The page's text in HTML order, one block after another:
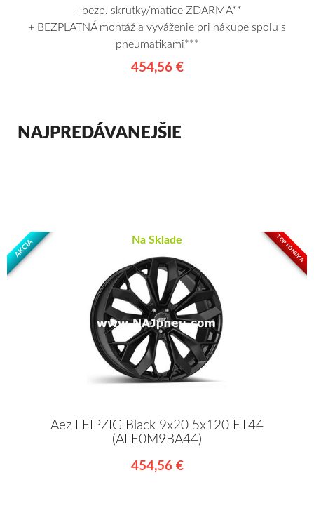
+ bezp. skrutky/matice ZDARMA**
+ BEZPLATNÁ montáž a vyváženie pri nákupe spolu s
pneumatikami***
454,56 €
NAJPREDÁVANEJŠIE
AKCIA TOP PONUKA
Na Sklade
Aez LEIPZIG Black 9x20 5x120 ET44
(ALE0M9BA44)
454,56 €